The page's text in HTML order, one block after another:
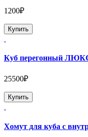
1200₽
Купить
Куб перегонный
25500₽
Купить
Хомут для куба с